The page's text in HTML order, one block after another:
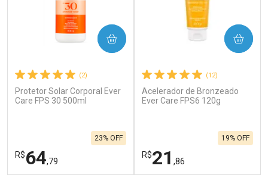
(2)
Protetor Solar Corporal Ever
Care FPS 30 500ml
R$64,79
23% OFF
COMPRAR
(12)
Acelerador de Bronzeado
Ever Care FPS6 120g
R$21 ,86
19% OFF
COMPRAR